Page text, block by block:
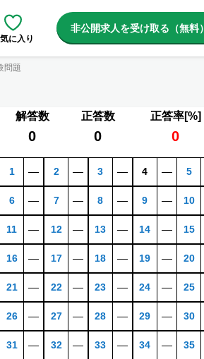
に入り
非公開求人を受け取る（無料）
問題
解答数 正答数 正答率[%]
0 0 0
1 ―
6 ―
11 ―
16 ―
21 ―
26 ―
31 ―
2 ―
7 ―
12 ―
17 ―
22 ―
27 ―
32 ―
3 ―
8 ―
13 ―
18 ―
23 ―
28 ―
33 ―
4 ―
9 ―
14 ―
19 ―
24 ―
29 ―
34 ―
5
10
15
20
25
30
35